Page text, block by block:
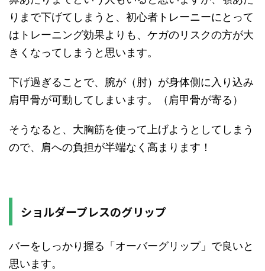
りまで下げてしまうと、初心者トレーニーにとって
はトレーニング効果よりも、ケガのリスクの方が大
きくなってしまうと思います。
下げ過ぎることで、腕が（肘）が身体側に入り込み
肩甲骨が可動してしまいます。（肩甲骨が寄る）
そうなると、大胸筋を使って上げようとしてしまう
ので、肩への負担が半端なく高まります！
ショルダープレスのグリップ
バーをしっかり握る「オーバーグリップ」で良いと
思います。